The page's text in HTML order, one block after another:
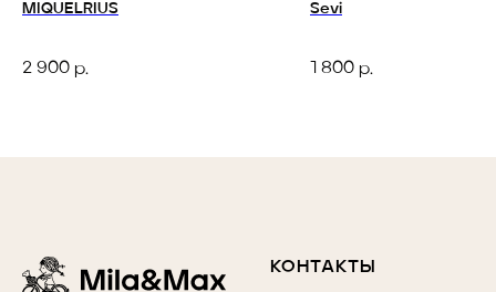
MIQUELRIUS
2 900 р.
Sevi
1 800 р.
КОНТАКТЫ